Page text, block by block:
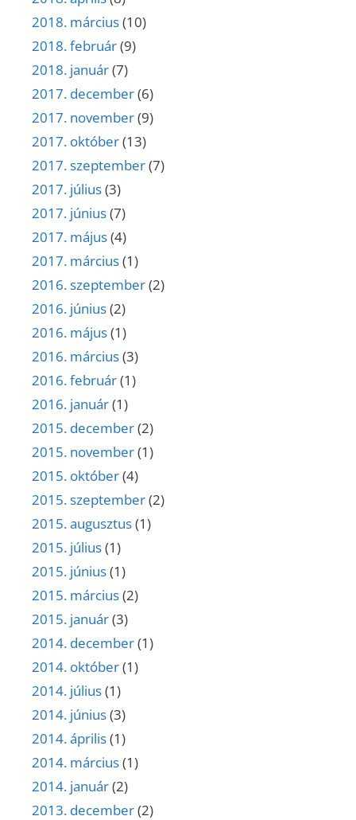
2018. március(10)
2018. február(9)
2018. január(7)
2017. december(6)
2017. november(9)
2017. október(13)
2017. szeptember(7)
2017. július(3)
2017. június(7)
2017. május(4)
2017. március(1)
2016. szeptember(2)
2016. június(2)
2016. május(1)
2016. március(3)
2016. február(1)
2016. január(1)
2015. december(2)
2015. november(1)
2015. október(4)
2015. szeptember(2)
2015. augusztus(1)
2015. július(1)
2015. június(1)
2015. március(2)
2015. január(3)
2014. december(1)
2014. október(1)
2014. július(1)
2014. június(3)
2014. április(1)
2014. március(1)
2014. január(2)
2013. december(2)